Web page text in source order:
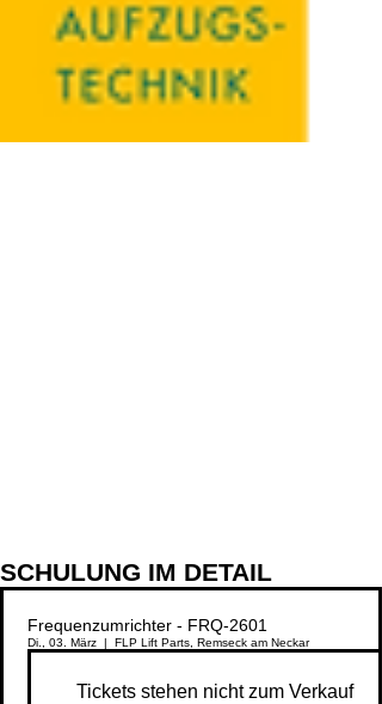
SCHULUNG IM DETAIL
Frequenzumrichter - FRQ-2601
Di., 03. März FLP Lift Parts, Remseck am Neckar
Tickets stehen nicht zum Verkauf